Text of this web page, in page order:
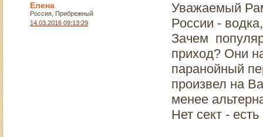
способны
семью и
все
Елена
Россия, Прибрежный
14.03.2016 09:13:29
Уважаемый
России -
Зачем
приход? Они
паранойный
произвел на
менее
Нет сект -